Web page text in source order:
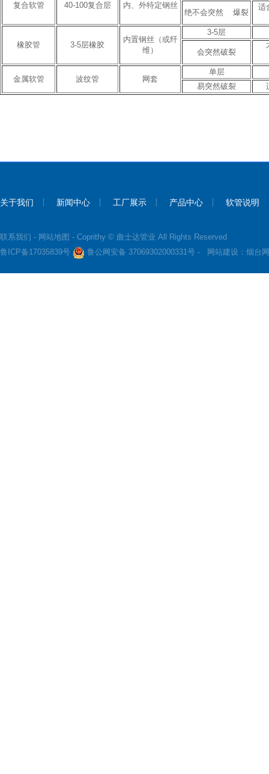
复合软管 40-100复合层 内、外特定钢丝
绝不会突然 爆裂
适
橡胶管 3-5层橡胶
内置钢丝（或纤
维）
3-5层
会突然破裂
金属软管 波纹管 网套
单层
易突然破裂
关于我们 新闻中心 工厂展示 产品中心 软管说明
联系我们 - 网站地图 - Coprithy © 曲士达管业 All Rights Reserved
鲁ICP备17035839号
鲁公网安备 37069302000331号 - 网站建设： 烟台